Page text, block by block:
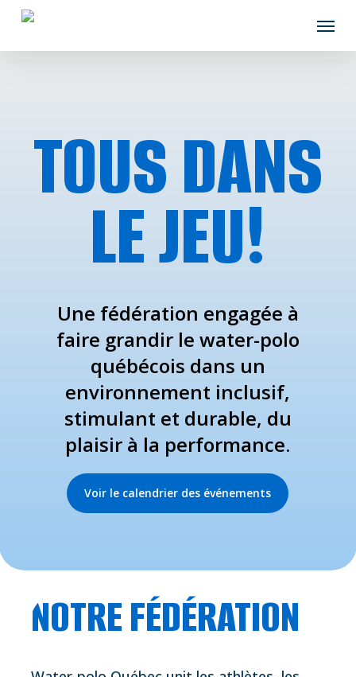
Skip
Menu
TOUS DANS
LE JEU!
Une fédération engagée à
faire grandir le water-polo
québécois dans un
environnement inclusif,
stimulant et durable, du
plaisir à la performance.
Voir le calendrier des événements
NOTRE FÉDÉRATION